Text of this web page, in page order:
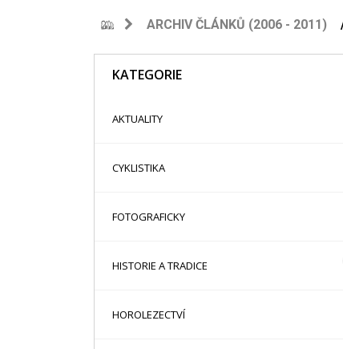
ARCHIV ČLÁNKŮ (2006 - 2011)
KATEGORIE
AKTUALITY
CYKLISTIKA
FOTOGRAFICKY
HISTORIE A TRADICE
HOROLEZECTVÍ